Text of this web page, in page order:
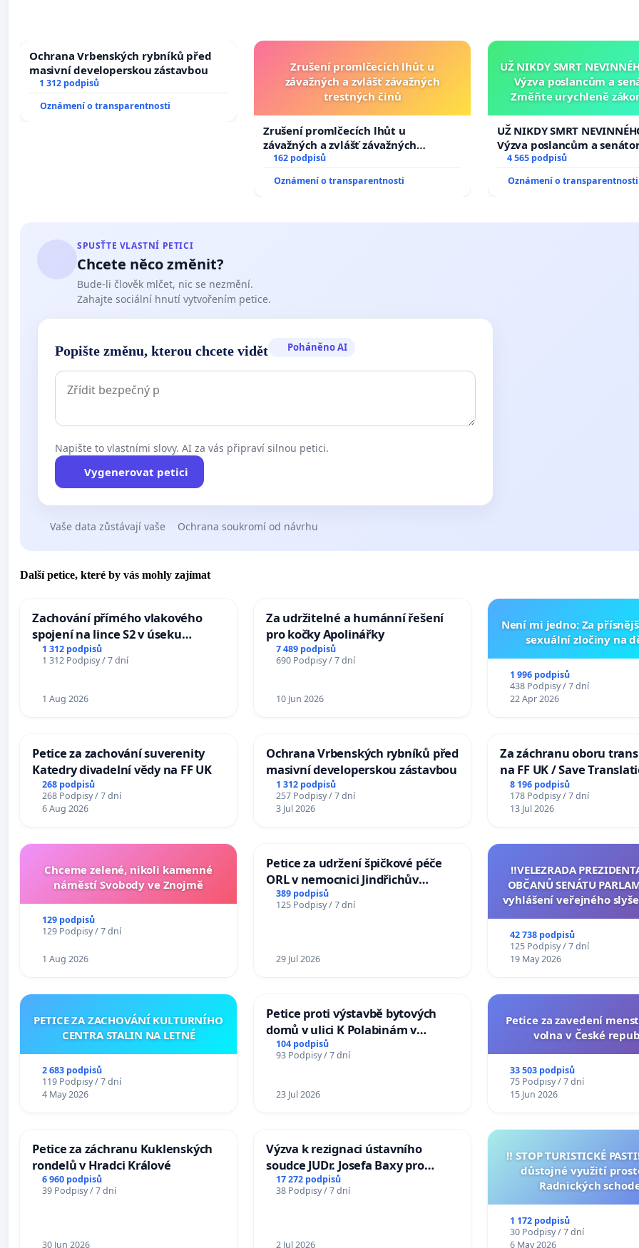
Ochrana Vrbenských rybníků před
masivní developerskou zástavbou
1 312 podpisů
Oznámení o transparentnosti
Zrušení promlčecích lhůt u
závažných a zvlášť závažných
trestných činů
Zrušení promlčecích lhůt u
závažných a zvlášť závažných
trestných činů
162 podpisů
Oznámení o transparentnosti
UŽ NIKDY SMRT
Výzva poslancům a
Změňte urychleně
opakovat!
UŽ NIKDY SMRT
Výzva poslancům a
Změňte urychleně zákon,
tragédie malé Viktorky už
opakovat!
4 565 podpisů
Oznámení o transparentnosti
SPUSŤTE VLASTNÍ PETICI
Chcete něco změnit?
Bude-li člověk mlčet, nic se nezmění.
Zahajte sociální hnutí vytvořením petice.
Popište změnu, kterou chcete vidět Poháněno AI
Napište to vlastními slovy. AI za vás připraví silnou petici.
Vygenerovat petici
Vaše data zůstávají vaše Ochrana soukromí od návrhu
Další petice, které by vás mohly zajímat
Zachování přímého vlakového
spojení na lince S2 v úseku
Ostrava – Bohumín – Karviná –
Mosty u Jablunkova
1 312 podpisů
1 312 Podpisy / 7 dní
1 Aug 2026
Za udržitelné a humánní řešení
pro kočky Apolinářky
7 489 podpisů
690 Podpisy / 7 dní
10 Jun 2026
Není mi jedno: Za
sexuální zločiny na
1 996 podpisů
438 Podpisy / 7 dní
22 Apr 2026
Petice za zachování suverenity
Katedry divadelní vědy na FF UK
268 podpisů
268 Podpisy / 7 dní
6 Aug 2026
Ochrana Vrbenských rybníků před
masivní developerskou zástavbou
1 312 podpisů
257 Podpisy / 7 dní
3 Jul 2026
Za záchranu oboru
na FF UK / Save
Studies at the Faculty of
Charles University
8 196 podpisů
178 Podpisy / 7 dní
13 Jul 2026
Chceme zelené, nikoli kamenné
náměstí Svobody ve Znojmě
129 podpisů
129 Podpisy / 7 dní
1 Aug 2026
Petice za udržení špičkové péče
ORL v nemocnici Jindřichův
Hradec
389 podpisů
125 Podpisy / 7 dní
29 Jul 2026
‼️VELEZRADA
OBČANŮ SENÁTU
vyhlášení veřejného
na přijetí usnesení k
žaloby na prezidenta
42 738 podpisů
125 Podpisy / 7 dní
19 May 2026
PETICE ZA ZACHOVÁNÍ KULTURNÍHO
CENTRA STALIN NA LETNÉ
2 683 podpisů
119 Podpisy / 7 dní
4 May 2026
Petice proti výstavbě bytových
domů v ulici K Polabinám v
Pardubicích
104 podpisů
93 Podpisy / 7 dní
23 Jul 2026
Petice za zavedení
volna v České
33 503 podpisů
75 Podpisy / 7 dní
15 Jun 2026
Petice za záchranu Kuklenských
rondelů v Hradci Králové
6 960 podpisů
39 Podpisy / 7 dní
30 Jun 2026
Výzva k rezignaci ústavního
soudce JUDr. Josefa Baxy pro
ohrožení důvěry ve spravedlivý
proces
17 272 podpisů
38 Podpisy / 7 dní
2 Jul 2026
‼️ STOP TURISTICKÉ
důstojné využití
Radnických
1 172 podpisů
30 Podpisy / 7 dní
6 May 2026